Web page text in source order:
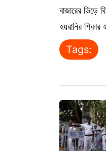
বাজারের ভিড়ে
হয়রানির
Tags: